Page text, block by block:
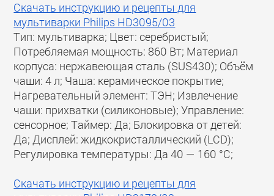
Скачать инструкцию и рецепты для
мультиварки Philips HD3095/03
Тип: мультиварка; Цвет: серебристый;
Потребляемая мощность: 860 Вт; Материал
корпуса: нержавеющая сталь (SUS430); Объём
чаши: 4 л; Чаша: керамическое покрытие;
Нагревательный элемент: ТЭН; Извлечение
чаши: прихватки (силиконовые); Управление:
сенсорное; Таймер: Да; Блокировка от детей:
Да; Дисплей: жидкокристаллический (LCD);
Регулировка температуры: Да 40 — 160 °C;
Скачать инструкцию и рецепты для